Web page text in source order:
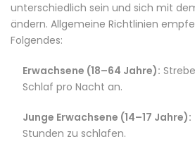
unterschiedlich sein und sich mit
ändern. Allgemeine Richtlinien
Folgendes:
Erwachsene (18–64 Jahre):
Schlaf pro Nacht an.
Junge Erwachsene (14–17 Jahre):
Stunden zu schlafen.